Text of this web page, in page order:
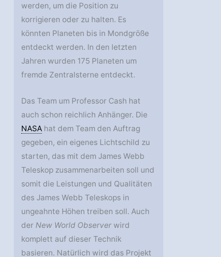
werden, um die Position zu
korrigieren oder zu halten. Es
könnten Planeten bis in Mondgröße
entdeckt werden. In den letzten
Jahren wurden 175 Planeten um
fremde Zentralsterne entdeckt.
Das Team um Professor Cash hat
auch schon reichlich Anhänger. Die
NASA hat dem Team den Auftrag
gegeben, ein eigenes Lichtschild zu
starten, das mit dem James Webb
Teleskop zusammenarbeiten soll und
somit die Leistungen und Qualitäten
des James Webb Teleskops in
ungeahnte Höhen treiben soll. Auch
der New World Observer wird
komplett auf dieser Technik
basieren. Natürlich wird das Projekt